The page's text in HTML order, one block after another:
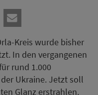
Kreis wurde bisher
In den vergangenen
rund 1.000
Ukraine. Jetzt soll
Glanz erstrahlen.